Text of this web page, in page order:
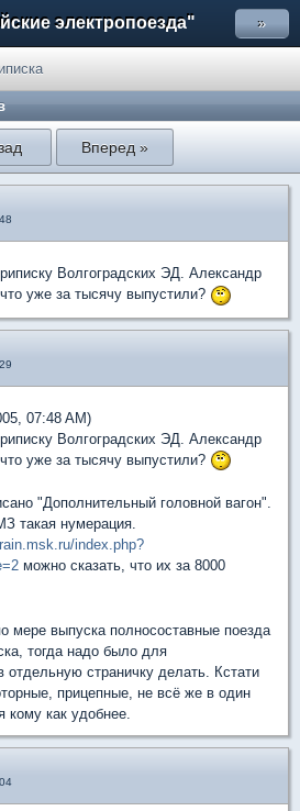
электропоезда" »
Вперед »
Волгоградских ЭД. Александр
уже за тысячу выпустили?
07:48 AM)
Волгоградских ЭД. Александр
уже за тысячу выпустили?
"Дополнительный головной вагон".
такая нумерация.
index.php?
можно сказать, что их за 8000
мере выпуска полносоставные поезда
тогда надо было для
отдельную страничку делать. Кстати
прицепные, не всё же в один
кому как удобнее.